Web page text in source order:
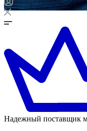
Надежный поставщик